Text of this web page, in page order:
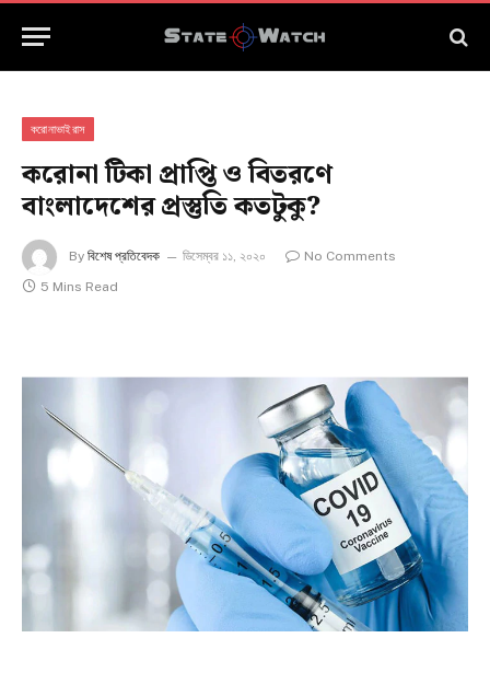
করোনাভাইরাস
করোনা টিকা প্রাপ্তি ও বিতরণে
বাংলাদেশের প্রস্তুতি কতটুকু?
By বিশেষ প্রতিবেদক ডিসেম্বর ১১, ২০২০
No Comments
5 Mins Read